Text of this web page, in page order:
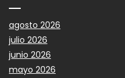
agosto 2026
julio 2026
junio 2026
mayo 2026